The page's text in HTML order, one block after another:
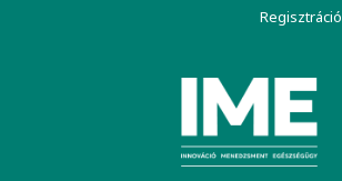
Regisztráció